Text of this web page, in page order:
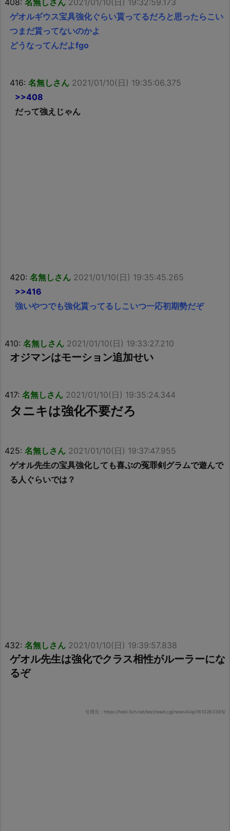
408: 名無しさん 2021/01/10(日) 19:32:59.173
ゲオルギウス宝具強化ぐらい貰ってるだろと思ったらこい
つまだ貰ってないのかよ
どうなってんだよfgo
416: 名無しさん 2021/01/10(日) 19:35:06.375
>>408
だって強えじゃん
420: 名無しさん 2021/01/10(日) 19:35:45.265
>>416
強いやつでも強化貰ってるしこいつ一応初期勢だぞ
410: 名無しさん 2021/01/10(日) 19:33:27.210
オジマンはモーション追加せい
417: 名無しさん 2021/01/10(日) 19:35:24.344
タニキは強化不要だろ
425: 名無しさん 2021/01/10(日) 19:37:47.955
ゲオル先生の宝具強化しても喜ぶの冤罪剣グラムで遊んで
る人ぐらいでは？
432: 名無しさん 2021/01/10(日) 19:39:57.838
ゲオル先生は強化でクラス相性がルーラーにな
るぞ
引用元：https://hebi.5ch.net/test/read.cgi/news4vip/1610263385/